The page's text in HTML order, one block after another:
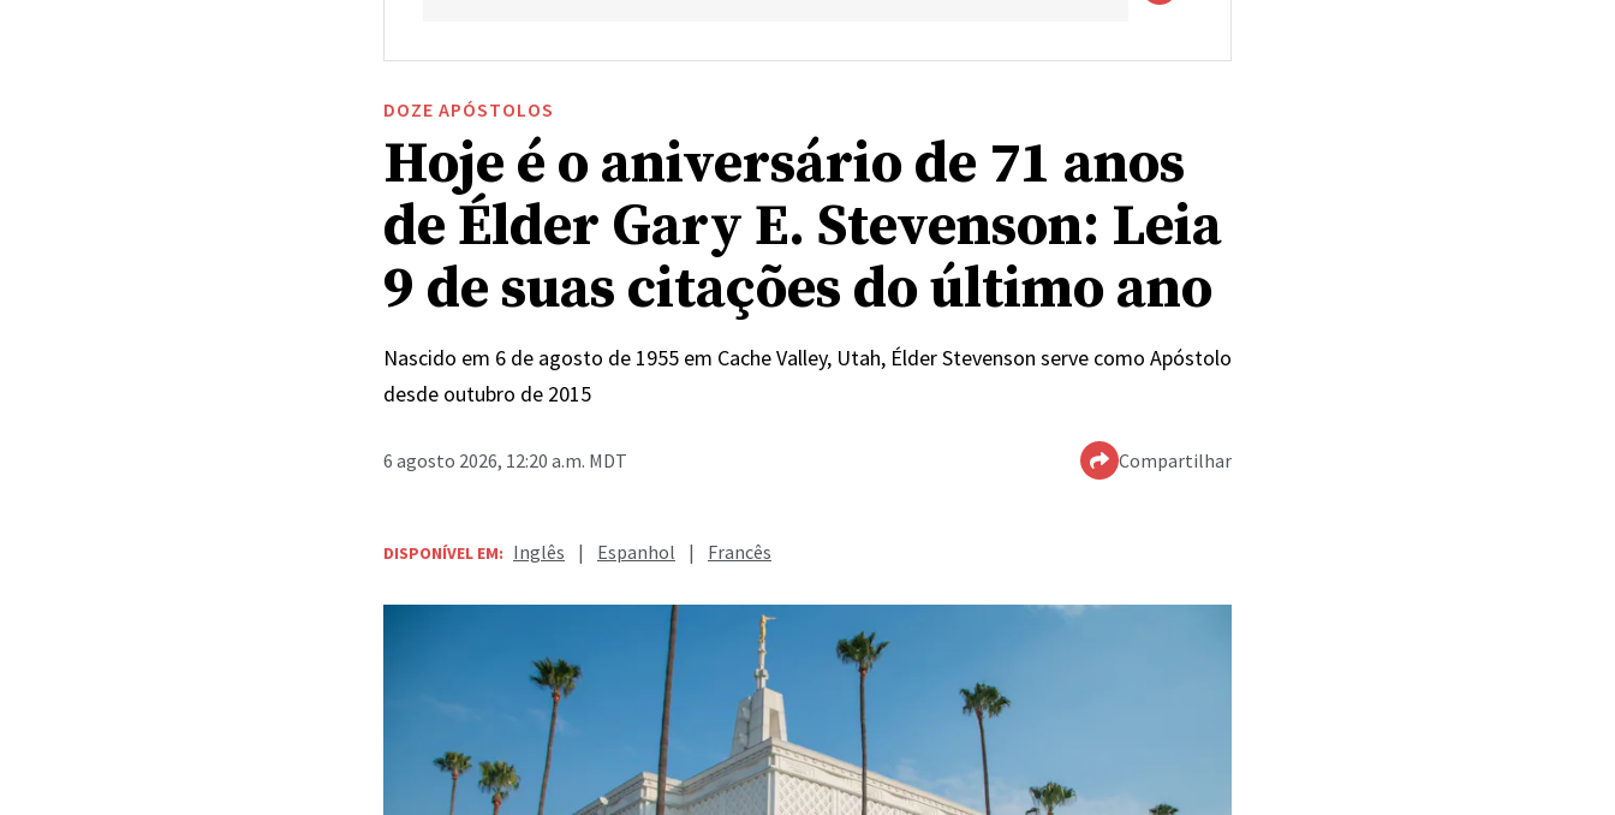
DOZE APÓSTOLOS
Hoje é o aniversário de 71 anos
de Élder Gary E. Stevenson: Leia
9 de suas citações do último ano
Nascido em 6 de agosto de 1955 em Cache Valley, Utah, Élder Stevenson serve como Apóstolo
desde outubro de 2015
6 agosto 2026, 12:20 a.m. MDT Compartilhar
DISPONÍVEL EM: Inglês | Espanhol | Francês